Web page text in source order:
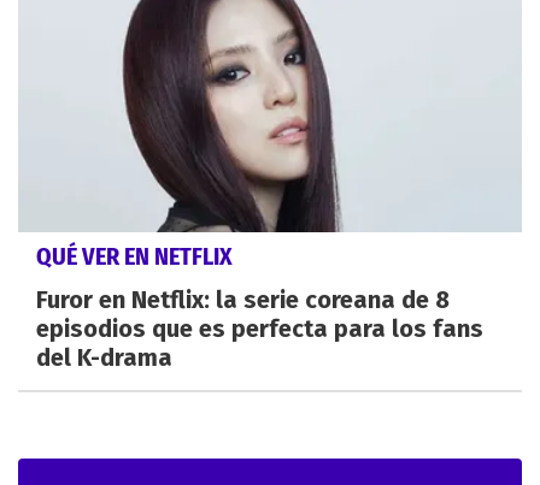
QUÉ VER EN NETFLIX
Furor en Netflix: la serie coreana de 8
episodios que es perfecta para los fans
del K-drama